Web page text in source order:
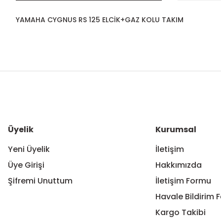
YAMAHA CYGNUS RS 125 ELCİK+GAZ KOLU TAKIM
Ürün bilgilerinde hatalar bulunuyor.
Üyelik
Yeni Üyelik
Üye Girişi
Şifremi Unuttum
Kurumsal
İletişim
Hakkımızda
İletişim Formu
Havale Bildirim
Kargo Takibi